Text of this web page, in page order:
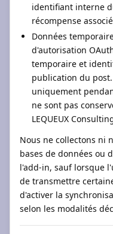
identifiant interne
récompense
Données
d'autorisation
temporaire et
publication du
uniquement
ne sont pas
LEQUEUX
Nous ne collectons ni
bases de données ou
l'add-in, sauf lorsque
de transmettre
d'activer la
selon les modalités